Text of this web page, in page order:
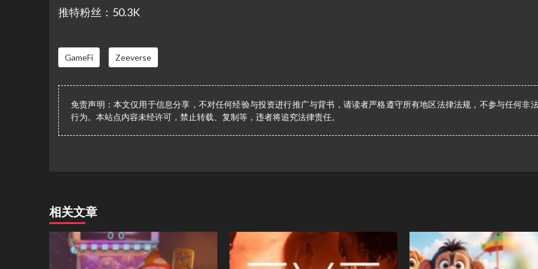
推特粉丝：50.3K
GameFi Zeeverse
免责声明：本文仅用于信息分享，不对任何经验与投资进行推广与背书，请读者严格遵守所有地区法律法规，不参与任何非
行为。本站点内容未经许可，禁止转载、复制等，违者将追究法律责任。
相关文章